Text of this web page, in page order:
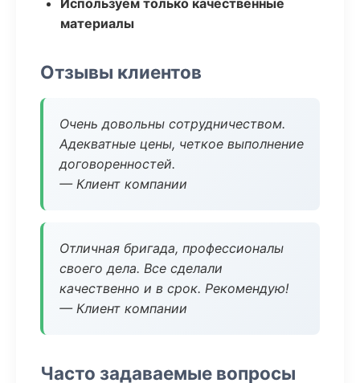
Используем только качественные
материалы
Отзывы клиентов
Очень довольны сотрудничеством.
Адекватные цены, четкое выполнение
договоренностей.
— Клиент компании
Отличная бригада, профессионалы
своего дела. Все сделали
качественно и в срок. Рекомендую!
— Клиент компании
Часто задаваемые вопросы